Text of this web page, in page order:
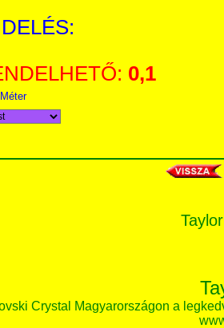
0,1
Méter
Crystal Magyarországon a